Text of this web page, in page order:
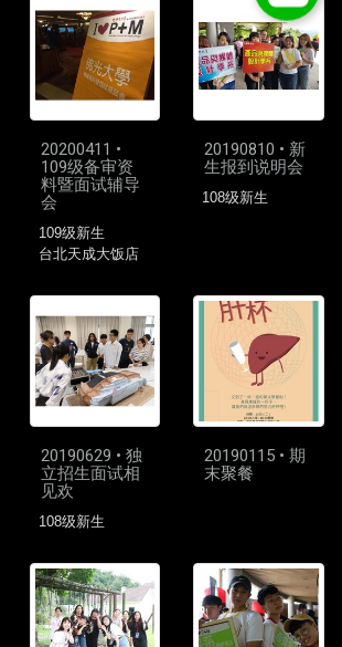
20200411 •
109级备审资
料暨面试辅导
会
109级新生
台北天成大饭店
20190810 • 新
生报到说明会
108级新生
20190629 • 独
立招生面试相
见欢
108级新生
20190115 • 期
末聚餐